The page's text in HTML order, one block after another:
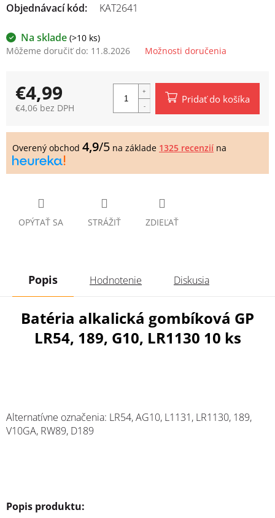
Na sklade (>10 ks)
Môžeme doručiť do: 11.8.2026 Možnosti doručenia
OPÝTAŤ SA STRÁŽIŤ ZDIEĽAŤ
Objednávací kód:
KAT2641
€4,99
€4,06 bez DPH
cena:
Pridať do košíka
Overený obchod 4,9/5 na základe 1325 recenzií na
Popis Hodnotenie Diskusia
Batéria alkalická gombíková GP
LR54, 189, G10, LR1130 10 ks
Alternatívne označenia: LR54, AG10, L1131, LR1130, 189,
V10GA, RW89, D189
Popis produktu: